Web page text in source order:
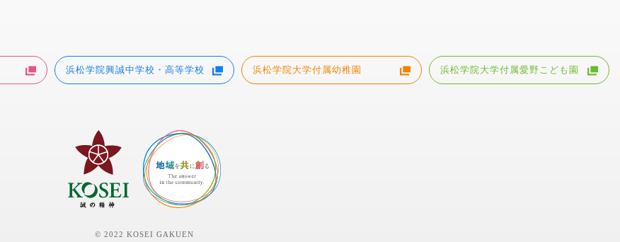
浜松学院興誠中学校・高等学校 浜松学院大学付属幼稚園 浜松学院大学付属愛野こども園
© 2022 KOSEI GAKUEN